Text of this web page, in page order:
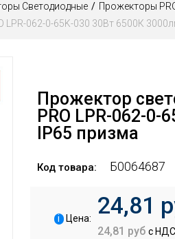
Светодиодные
Прожекторы
062-0-65K-030 30Вт 6500К
Прожектор
PRO LPR-062-
IP65 призма
Код товара: Б0064687
i Цена: 24,81
24,81 руб с НДС